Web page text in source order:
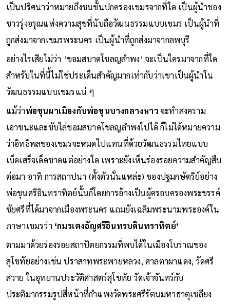
เป็นปริศนาว่าหมายถึงชนชั้นปกครองเขมรจากที่ใด เป็นผู้นำของ
ชาวรุ่งอรุณแห่งความสุขที่นับถือวัฒนธรรมแบบเขมร เป็นผู้นำที่
ถูกส่งมาจากเขมรพระนคร เป็นผู้นำที่ถูกส่งมาจากลพบุรี
อย่างไรเสียไม่ว่า ‘ขอมสบาดโขลญลำพง’ จะเป็นใครมาจากที่ใด
สำหรับในที่นี้ไม่ใช่ประเด็นสำคัญมากเท่ากับว่าเขาเป็นผู้นำใน
วัฒนธรรมแบบเขมรแน่ ๆ
แม้ว่าพ่อขุนผาเมืองกับพ่อขุนบางกลางหาวจะทำสงคราม
เอาชนะและขับไล่ขอมสบาดโขลญลำพงไปได้ ก็ไม่ได้หมายความ
ว่าอิทธิพลของเขมรจะหมดไปแทนที่ด้วยวัฒนธรรมไทยแบบ
เบ็ดเสร็จเด็ดขาดแต่อย่างใด เพราะยังเห็นร่องรอยความสำคัญสืบ
ต่อมา อาทิ การสถาปนา (ตั้งตัวนั่นแหล่ะ) ของปฐมกษัตริย์อย่าง
พ่อขุนศรีอินทราทิตย์นั้นก็โดยการอ้างเป็นผู้ครอบครองพระขรรค์
ชัยศรีที่ได้มาจากเมืองพระนคร แถมยังเฉลิมพระนามพระองค์ใน
ภาษาเขมรว่า ‘กมรเตงอัญศรีอินทรบดินทราทิตย์’
ตามมาด้วยร่องรอยสถาปัตยกรรมที่พบได้ในเมืองโบราณของ
สุโขทัยอย่างเช่น ปราสาทพระพายหลวง, ศาลตาผาแดง, วัดศรี
สวาย ในอุทยานประวัติศาสตร์สุโขทัย วัดเจ้าจันทร์กับ
ประติมากรรมรูปสี่หน้าที่กำแพงวัดพระศรีรัตนมหาธาตุเชลียง